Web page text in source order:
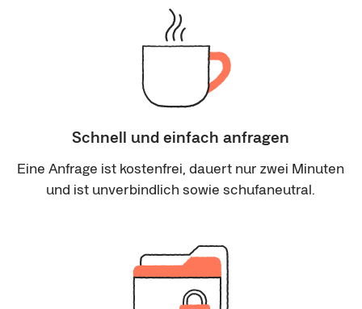
Schnell und einfach anfragen
Eine Anfrage ist kostenfrei, dauert nur zwei Minuten
und ist unverbindlich sowie schufaneutral.